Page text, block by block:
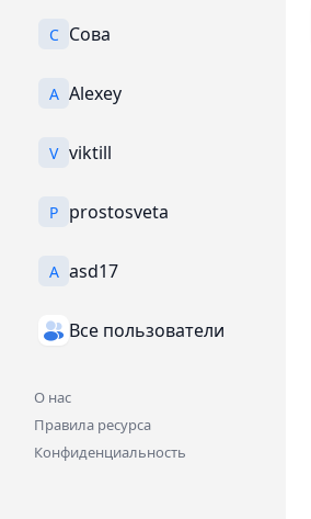
С Сова
A Alexey
V viktill
P prostosveta
A asd17
Все пользователи
О нас
Правила ресурса
Конфиденциальность